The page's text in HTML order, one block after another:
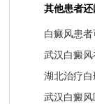
其他患者
白癜风患
武汉白癜
湖北治疗
武汉白癜